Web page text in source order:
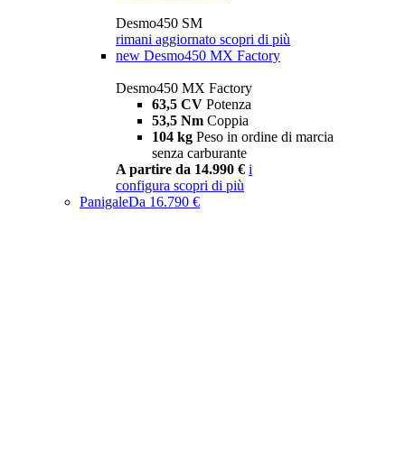
Desmo450 SM
rimani aggiornato scopri di più
new Desmo450 MX Factory
Desmo450 MX Factory
63,5 CV Potenza
53,5 Nm Coppia
104 kg Peso in ordine di marcia
senza carburante
A partire da 14.990 € i
configura scopri di più
PanigaleDa 16.790 €